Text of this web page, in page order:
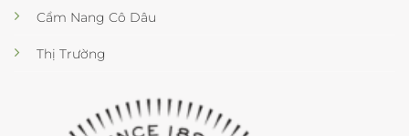
Cẩm Nang Cô Dâu
Thị Trường